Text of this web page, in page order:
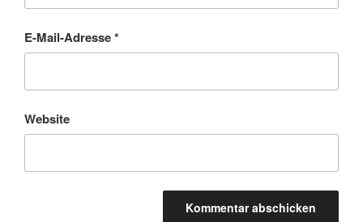
E-Mail-Adresse*
Website